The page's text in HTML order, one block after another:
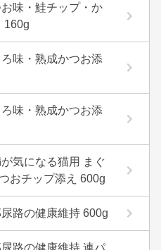
味・鮭チップ・か
160g
味・熟成かつお添
味・熟成かつお添
気になる猫用 まぐ
おチップ添え 600g
路の健康維持 600g
路の健康維持 連パ